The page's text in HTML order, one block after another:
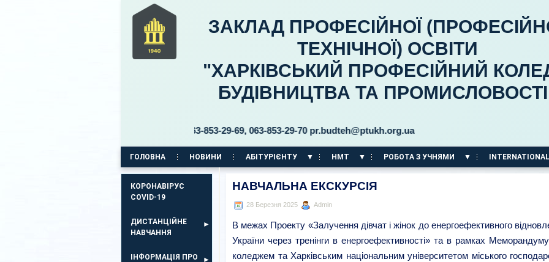
ЗАКЛАД ПРОФЕСІЙНОЇ
ТЕХНІЧНОЇ) ОСВІТИ
"ХАРКІВСЬКИЙ ПРОФЕСІЙНИЙ
БУДІВНИЦТВА ТА
Б. Хмельницького, 30 тел. 063-853-29-69, 063-853-29-70 pr.budteh@ptukh.org.ua
ГОЛОВНА НОВИНИ АБІТУРІЄНТУ НМТ РОБОТА З УЧНЯМИ
КОРОНАВІРУС
COVID-19
ДИСТАНЦІЙНЕ
НАВЧАННЯ
ІНФОРМАЦІЯ ПРО
НАВЧАЛЬНА ЕКСКУРСІЯ
28 Березня 2025 Admin
В межах Проекту «Залучення дівчат і жінок до енергоефективного
України через тренінги в енергоефективності» та в рамках
коледжем та Харківським національним університетом міського